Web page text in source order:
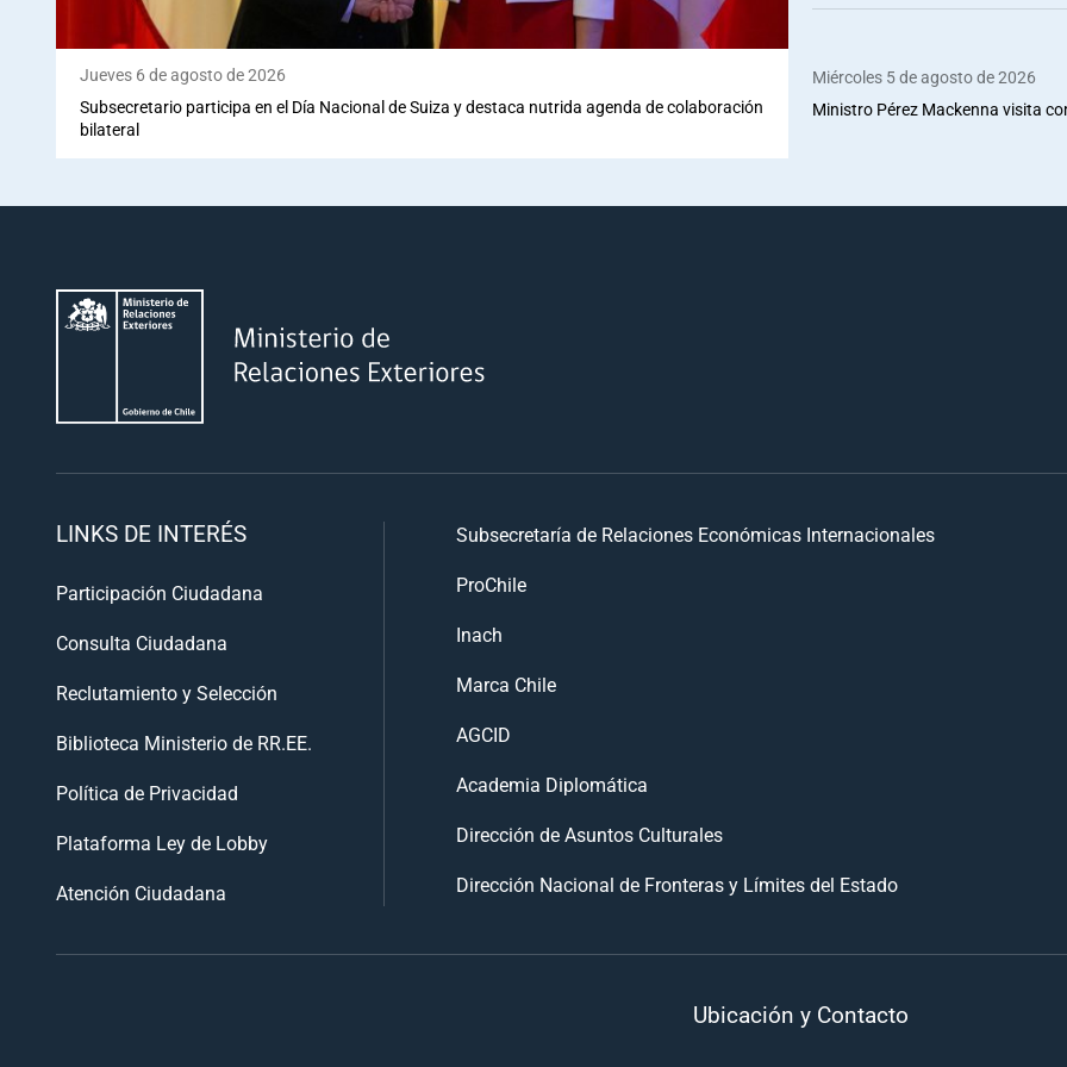
Jueves 6 de agosto de 2026
Subsecretario participa en el Día Nacional de Suiza y destaca nutrida agenda de colaboración
bilateral
Miércoles 5 de agosto de 2026
Ministro Pérez Mackenna visita
LINKS DE INTERÉS
Participación Ciudadana
Consulta Ciudadana
Reclutamiento y Selección
Biblioteca Ministerio de RR.EE.
Política de Privacidad
Plataforma Ley de Lobby
Atención Ciudadana
Subsecretaría de Relaciones Económicas Internacionales
ProChile
Inach
Marca Chile
AGCID
Academia Diplomática
Dirección de Asuntos Culturales
Dirección Nacional de Fronteras y Límites del Estado
Ubicación y Contacto